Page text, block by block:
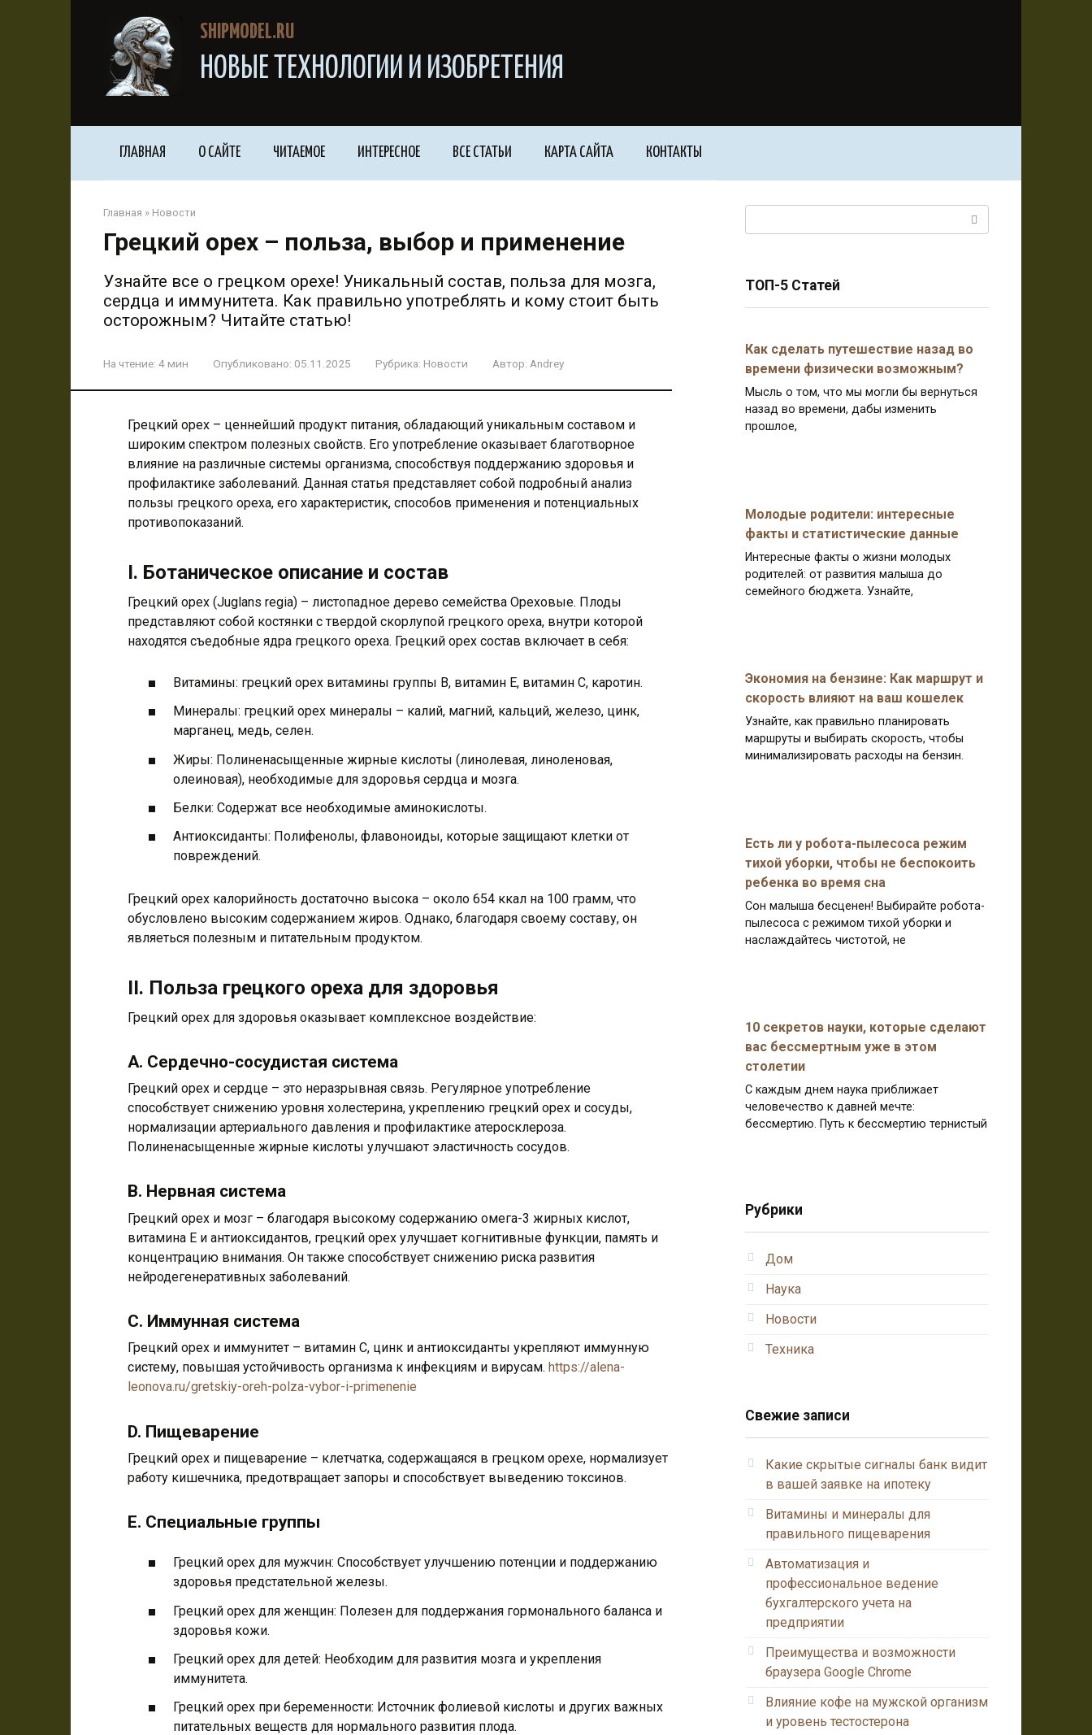
SHIPMODEL.RU
НОВЫЕ ТЕХНОЛОГИИ И ИЗОБРЕТЕНИЯ
ГЛАВНАЯ О САЙТЕ ЧИТАЕМОЕ ИНТЕРЕСНОЕ ВСЕ СТАТЬИ КАРТА САЙТА КОНТАКТЫ
Главная » Новости
Грецкий орех – польза, выбор и применение
Узнайте все о грецком орехе! Уникальный состав, польза для мозга,
сердца и иммунитета. Как правильно употреблять и кому стоит быть
осторожным? Читайте статью!
На чтение: 4 мин Опубликовано: 05.11.2025 Рубрика: Новости Автор: Andrey
Грецкий орех – ценнейший продукт питания, обладающий уникальным составом и
широким спектром полезных свойств. Его употребление оказывает благотворное
влияние на различные системы организма, способствуя поддержанию здоровья и
профилактике заболеваний. Данная статья представляет собой подробный анализ
пользы грецкого ореха, его характеристик, способов применения и потенциальных
противопоказаний.
I. Ботаническое описание и состав
Грецкий орех (Juglans regia) – листопадное дерево семейства Ореховые. Плоды
представляют собой костянки с твердой скорлупой грецкого ореха, внутри которой
находятся съедобные ядра грецкого ореха. Грецкий орех состав включает в себя:
Витамины: грецкий орех витамины группы B, витамин E, витамин C, каротин.
Минералы: грецкий орех минералы – калий, магний, кальций, железо, цинк,
марганец, медь, селен.
Жиры: Полиненасыщенные жирные кислоты (линолевая, линоленовая,
олеиновая), необходимые для здоровья сердца и мозга.
Белки: Содержат все необходимые аминокислоты.
Антиоксиданты: Полифенолы, флавоноиды, которые защищают клетки от
повреждений.
Грецкий орех калорийность достаточно высока – около 654 ккал на 100 грамм, что
обусловлено высоким содержанием жиров. Однако, благодаря своему составу, он
являеться полезным и питательным продуктом.
II. Польза грецкого ореха для здоровья
Грецкий орех для здоровья оказывает комплексное воздействие:
A. Сердечно-сосудистая система
Грецкий орех и сердце – это неразрывная связь. Регулярное употребление
способствует снижению уровня холестерина, укреплению грецкий орех и сосуды,
нормализации артериального давления и профилактике атеросклероза.
Полиненасыщенные жирные кислоты улучшают эластичность сосудов.
B. Нервная система
Грецкий орех и мозг – благодаря высокому содержанию омега-3 жирных кислот,
витамина E и антиоксидантов, грецкий орех улучшает когнитивные функции, память и
концентрацию внимания. Он также способствует снижению риска развития
нейродегенеративных заболеваний.
C. Иммунная система
Грецкий орех и иммунитет – витамин C, цинк и антиоксиданты укрепляют иммунную
систему, повышая устойчивость организма к инфекциям и вирусам. https://alena-
leonova.ru/gretskiy-oreh-polza-vybor-i-primenenie
D. Пищеварение
Грецкий орех и пищеварение – клетчатка, содержащаяся в грецком орехе, нормализует
работу кишечника, предотвращает запоры и способствует выведению токсинов.
E. Специальные группы
Грецкий орех для мужчин: Способствует улучшению потенции и поддержанию
здоровья предстательной железы.
Грецкий орех для женщин: Полезен для поддержания гормонального баланса и
здоровья кожи.
Грецкий орех для детей: Необходим для развития мозга и укрепления
иммунитета.
Грецкий орех при беременности: Источник фолиевой кислоты и других важных
питательных веществ для нормального развития плода.
ТОП-5 Статей
Как сделать путешествие назад во
времени физически возможным?
Мысль о том, что мы могли бы вернуться
назад во времени, дабы изменить
прошлое,
Молодые родители: интересные
факты и статистические данные
Интересные факты о жизни молодых
родителей: от развития малыша до
семейного бюджета. Узнайте,
Экономия на бензине: Как маршрут и
скорость влияют на ваш кошелек
Узнайте, как правильно планировать
маршруты и выбирать скорость, чтобы
минимализировать расходы на бензин.
Есть ли у робота-пылесоса режим
тихой уборки, чтобы не беспокоить
ребенка во время сна
Сон малыша бесценен! Выбирайте робота-
пылесоса с режимом тихой уборки и
наслаждайтесь чистотой, не
10 секретов науки, которые сделают
вас бессмертным уже в этом
столетии
С каждым днем наука приближает
человечество к давней мечте:
бессмертию. Путь к бессмертию тернистый
Рубрики
Дом
Наука
Новости
Техника
Свежие записи
Какие скрытые сигналы банк видит
в вашей заявке на ипотеку
Витамины и минералы для
правильного пищеварения
Автоматизация и
профессиональное ведение
бухгалтерского учета на
предприятии
Преимущества и возможности
браузера Google Chrome
Влияние кофе на мужской организм
и уровень тестостерона